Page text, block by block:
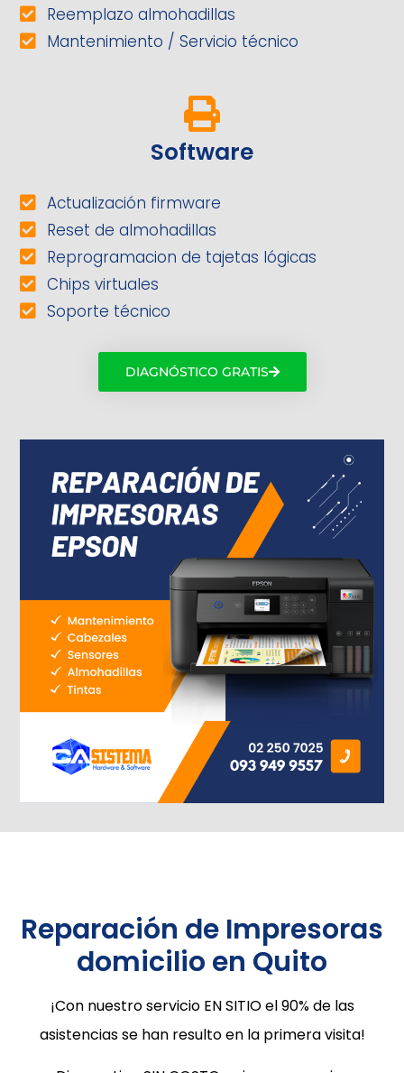
Reemplazo almohadillas
Mantenimiento / Servicio técnico
Software
Actualización firmware
Reset de almohadillas
Reprogramacion de tajetas lógicas
Chips virtuales
Soporte técnico
DIAGNÓSTICO GRATIS
Reparación de Impresoras
domicilio en Quito
¡Con nuestro servicio EN SITIO el 90% de las
asistencias se han resulto en la primera visita!